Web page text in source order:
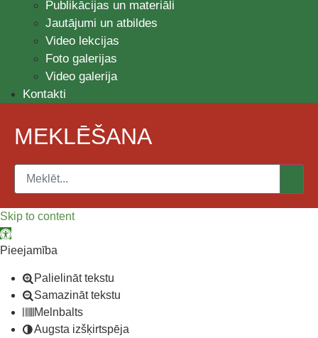
Publikācijas un materiāli
Jautājumi un atbildes
Video lekcijas
Foto galerijas
Video galerija
Kontakti
MEKLĒŠANA
Skip to content
Open toolbar
Pieejamība
Palielināt tekstu
Samazināt tekstu
Melnbalts
Augsta izšķirtspēja